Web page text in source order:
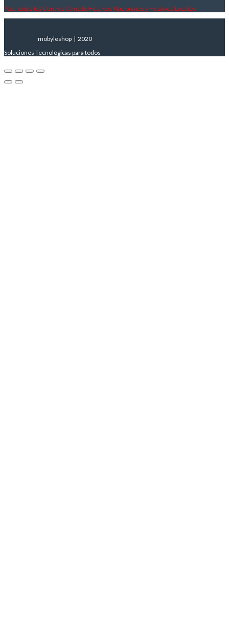
Para todos los Centros Cerrado Festivos Nacionales y Festivos Locales
mobyleshop | 2020
Soluciones Tecnológicas para todos